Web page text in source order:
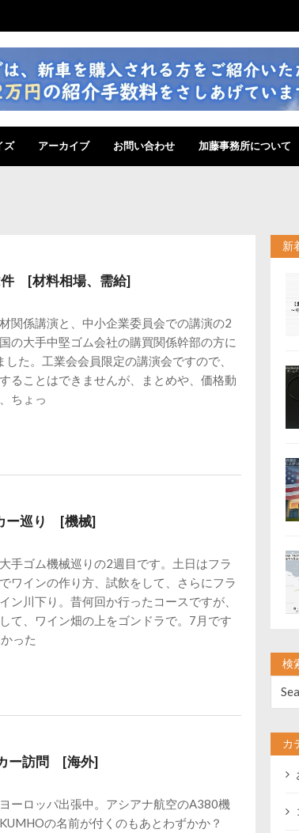
ズ アーカイブ お問い合わせ 加藤事務所について
件 [材料相場、需給]
関係講演と、中小企業委員会での講演の2
の大手中堅ゴム会社の購買関係幹部の方に
た。工業会会員限定の講演会ですので、
ることはできませんが、まとめや、価格動
ちょっ
ー巡り [機械]
手ゴム機械巡りの2週目です。土日はフラ
ワインの作り方、試飲をして、さらにフラ
ン川下り。昔何回か行ったコースですが、
て、ワイン畑の上をゴンドラで。7月です
った
ー訪問 [海外]
ーロッパ出張中。アシアナ航空のA380機
の名前が付くのもあとわずかか？
新
検
for:
カ